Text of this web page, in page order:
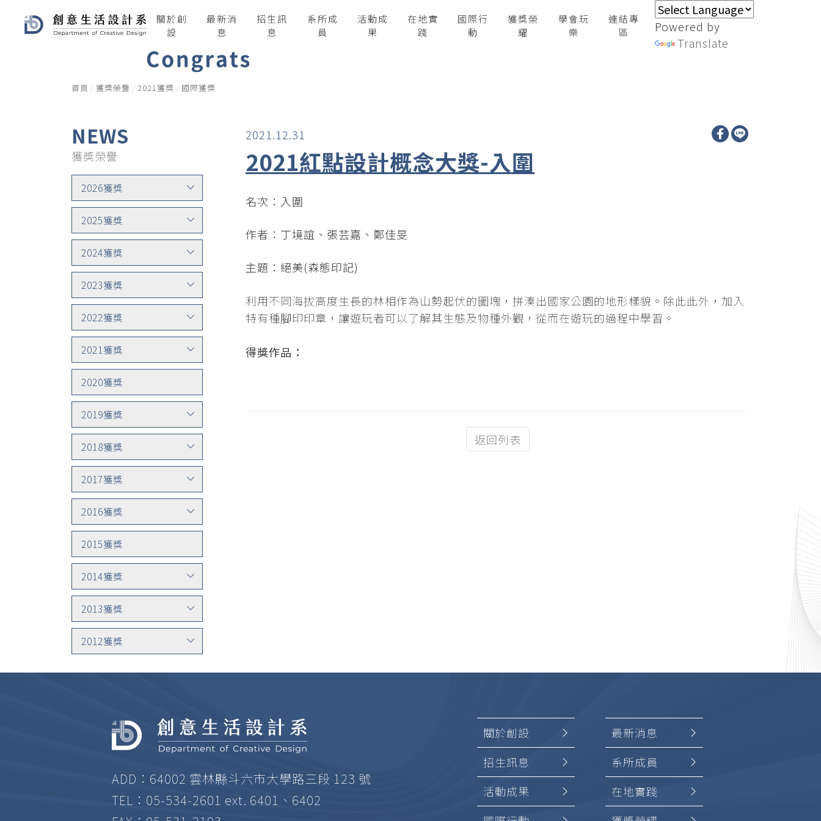
關於創
設
最新消
息
招生訊
息
系所成
員
活動成
果
在地實
踐
國際行
動
獲獎榮
耀
學會玩
樂
連結專
區
Powered by
Translate
首頁 獲獎榮譽 2021獲獎 國際獲獎
NEWS
獲獎榮譽
2026獲獎
2025獲獎
2024獲獎
2023獲獎
2022獲獎
2021獲獎
2020獲獎
2019獲獎
2018獲獎
2017獲獎
2016獲獎
2015獲獎
2014獲獎
2013獲獎
2012獲獎
2021.12.31
2021紅點設計概念大獎-入圍
名次：入圍
作者：丁境誼、張芸嘉、鄭佳旻
主題：絕美(森態印記)
利用不同海拔高度生長的林相作為山勢起伏的圖塊，拼湊出國家公園的地形樣貌。除此此外，加入
特有種腳印印章，讓遊玩者可以了解其生態及物種外觀，從而在遊玩的過程中學習。
得獎作品：
返回列表
ADD：64002 雲林縣斗六市大學路三段 123 號
TEL：05-534-2601 ext. 6401、6402
關於創設
最新消息
招生訊息
系所成員
活動成果
在地實踐